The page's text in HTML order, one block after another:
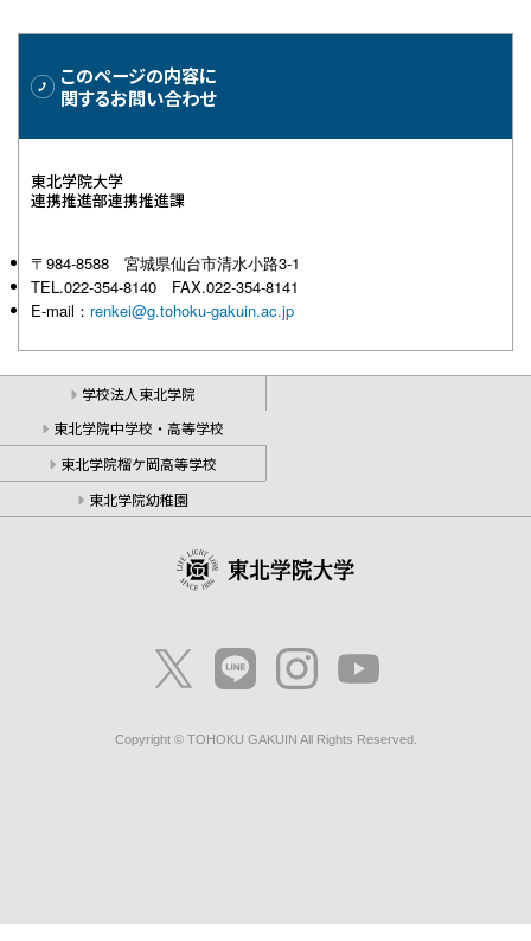
このページの内容に
関するお問い合わせ
東北学院大学
連携推進部連携推進課
〒984-8588 宮城県仙台市清水小路3-1
TEL.022-354-8140 FAX.022-354-8141
E-mail： renkei@g.tohoku-gakuin.ac.jp
学校法人東北学院
東北学院中学校・高等学校
東北学院榴ケ岡高等学校
東北学院幼稚園
Copyright © TOHOKU GAKUIN All Rights Reserved.